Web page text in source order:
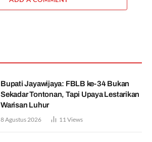
Bupati Jayawijaya: FBLB ke-34 Bukan
Sekadar Tontonan, Tapi Upaya Lestarikan
Warisan Luhur
8 Agustus 2026 11Views